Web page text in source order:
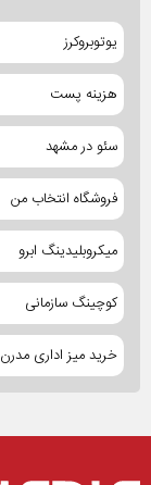
یوتوبروکرز
هزینه پست
سئو در مشهد
فروشگاه انتخاب من
میکروبلیدینگ ابرو
کوچینگ سازمانی
خرید میز اداری مدرن